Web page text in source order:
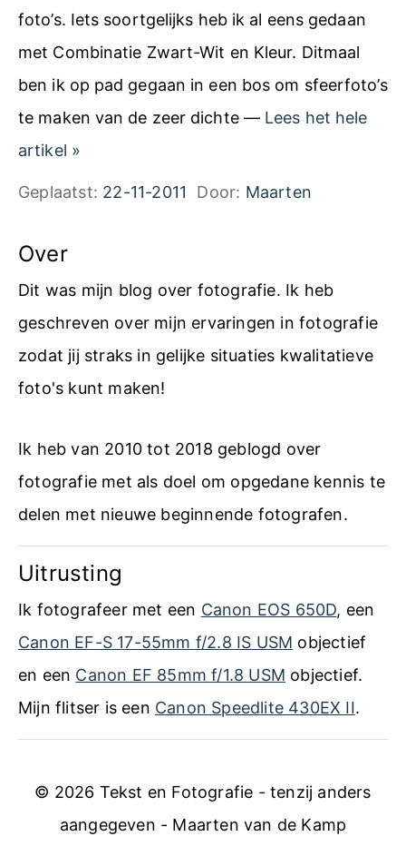
foto’s. Iets soortgelijks heb ik al eens gedaan
met Combinatie Zwart-Wit en Kleur. Ditmaal
ben ik op pad gegaan in een bos om sfeerfoto’s
te maken van de zeer dichte — Lees het hele
artikel E
x
m
e
t
e
r
e
n
m
e
t
Z
w
r
t
»
Geplaatst: 22-11-2011 Door: Maarten
Over
Dit was mijn blog over fotografie. Ik heb
geschreven over mijn ervaringen in fotografie
zodat jij straks in gelijke situaties kwalitatieve
foto's kunt maken!
Ik heb van 2010 tot 2018 geblogd over
fotografie met als doel om opgedane kennis te
delen met nieuwe beginnende fotografen.
Uitrusting
Ik fotografeer met een Canon EOS 650D, een
Canon EF-S 17-55mm f/2.8 IS USM objectief
en een Canon EF 85mm f/1.8 USM objectief.
Mijn flitser is een Canon Speedlite 430EX II.
© 2026 Tekst en Fotografie - tenzij anders
aangegeven - Maarten van de Kamp